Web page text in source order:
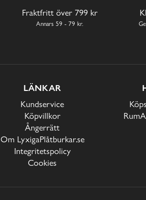
Fraktfritt över 799 kr
Annars 59 - 79 kr.
LÄNKAR
Kundservice
Köpvillkor
Ångerrätt
Om LyxigaPlåtburkar.se
Integritetspolicy
Cookies